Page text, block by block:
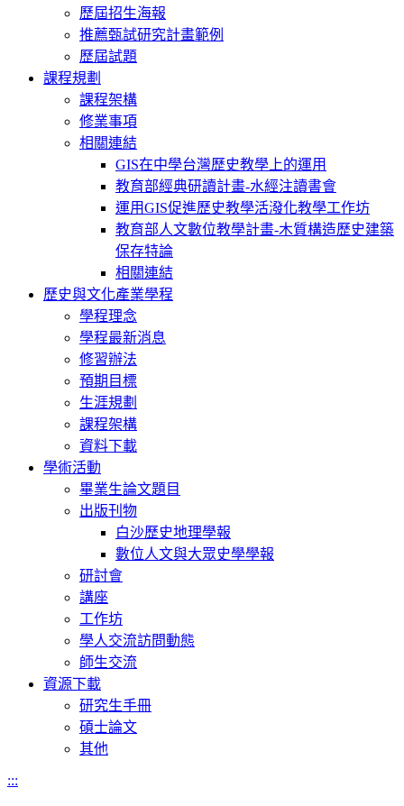
歷屆招生海報
推薦甄試研究計畫範例
歷屆試題
課程規劃
課程架構
修業事項
相關連結
GIS在中學台灣歷史教學上的運用
教育部經典研讀計畫-水經注讀書會
運用GIS促進歷史教學活潑化教學工作坊
教育部人文數位教學計畫-木質構造歷史建築
保存特論
相關連結
歷史與文化產業學程
學程理念
學程最新消息
修習辦法
預期目標
生涯規劃
課程架構
資料下載
學術活動
畢業生論文題目
出版刊物
白沙歷史地理學報
數位人文與大眾史學學報
研討會
講座
工作坊
學人交流訪問動態
師生交流
資源下載
研究生手冊
碩士論文
其他
:::